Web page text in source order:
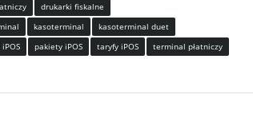
drukarki fiskalne
kasoterminal
kasoterminal duet
pakiety iPOS taryfy iPOS
terminal płatniczy